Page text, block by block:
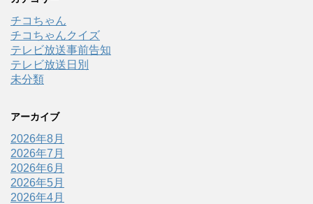
チコちゃん
チコちゃんクイズ
テレビ放送事前告知
テレビ放送日別
未分類
アーカイブ
2026年8月
2026年7月
2026年6月
2026年5月
2026年4月